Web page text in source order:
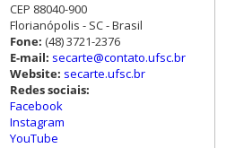
CEP 88040-900
Florianópolis - SC - Brasil
Fone: (48) 3721-2376
E-mail: secarte@contato.ufsc.br
Website: secarte.ufsc.br
Redes sociais:
Facebook
Instagram
YouTube